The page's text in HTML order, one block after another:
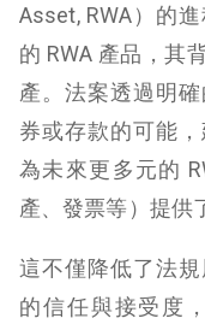
Asset, RWA）的
的 RWA 產品，其
產。法案透過明
券或存款的可能
為未來更多元的
產、發票等）提供
這不僅降低了法
的信任與接受度